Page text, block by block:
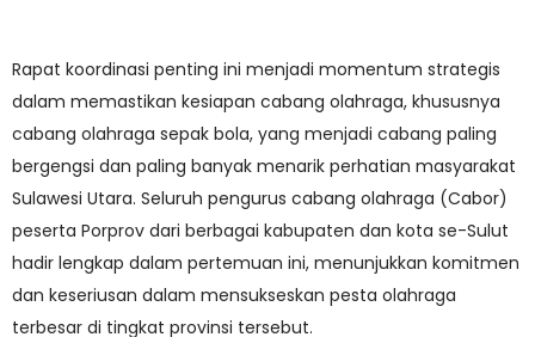
Rapat koordinasi penting ini menjadi momentum strategis
dalam memastikan kesiapan cabang olahraga, khususnya
cabang olahraga sepak bola, yang menjadi cabang paling
bergengsi dan paling banyak menarik perhatian masyarakat
Sulawesi Utara. Seluruh pengurus cabang olahraga (Cabor)
peserta Porprov dari berbagai kabupaten dan kota se-Sulut
hadir lengkap dalam pertemuan ini, menunjukkan komitmen
dan keseriusan dalam mensukseskan pesta olahraga
terbesar di tingkat provinsi tersebut.